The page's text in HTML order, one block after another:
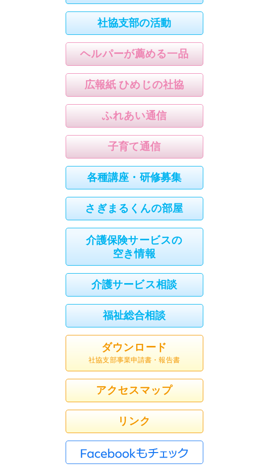
社協支部の活動
ヘルパーが薦める一品
広報紙 ひめじの社協
ふれあい通信
子育て通信
各種講座・研修募集
さぎまるくんの部屋
介護保険サービスの
空き情報
介護サービス相談
福祉総合相談
ダウンロード
社協支部事業申請書・報告書
アクセスマップ
リンク